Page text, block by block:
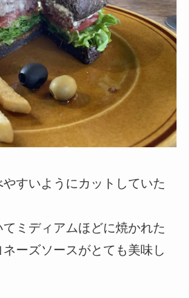
すいようにカットしていた
ミディアムほどに焼かれた
ーズソースがとても美味し